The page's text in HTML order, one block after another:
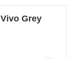
Grey